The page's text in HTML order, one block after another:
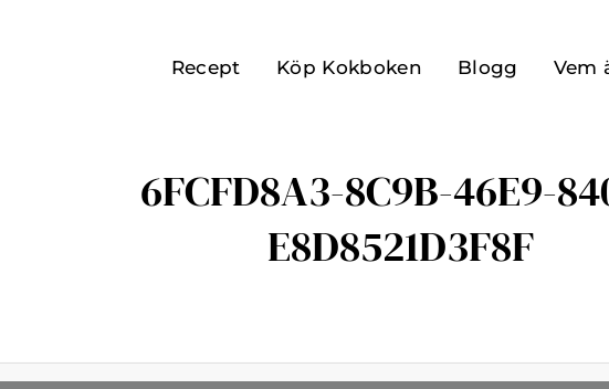
Recept Köp Kokboken Blogg Vem
6FCFD8A3-8C9B-46E9-
E8D8521D3F8F